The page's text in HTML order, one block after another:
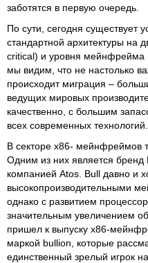
заботятся в первую очередь.
По сути, сегодня существует
стандартной архитектуры на
critical) и уровня мейнфрейма
мы видим, что не настолько
происходит миграция –
ведущих мировых
качественно, с большим
всех современных технологий.
В секторе x86- мейнфреймов
Одним из них является бренд
компанией Atos. Bull давно и
высокопроизводительными
однако с развитием
значительным увеличением
пришел к выпуску x86-
маркой bullion, которые
единственный зрелый игрок